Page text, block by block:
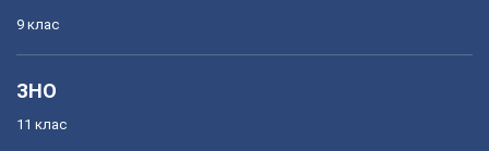
9 клас
ЗНО
11 клас